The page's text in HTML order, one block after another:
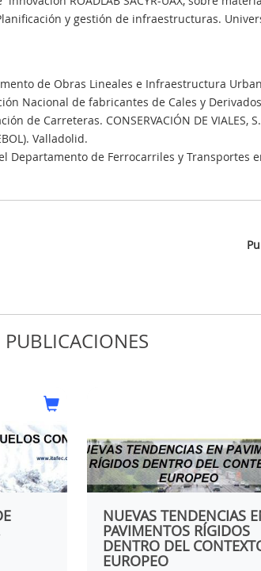
y gestión de infraestructuras.
de Obras Lineales e Infraestructura
Nacional de fabricantes de Cales y
de Carreteras. CONSERVACIÓN DE VIALES,
Valladolid.
Departamento de Ferrocarriles y Transportes
PUBLICACIONES
NUEVAS TENDENCIAS
PAVIMENTOS RÍGIDOS
DENTRO DEL
EUROPEO